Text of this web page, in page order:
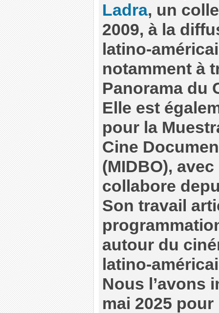
Ladra, un
2009, à la
latino-
notamment à
Panorama du
Elle est
pour la
Cine
(MIDBO),
collabore
Son travail
autour du
latino-
Nous l’avons
mai 2025